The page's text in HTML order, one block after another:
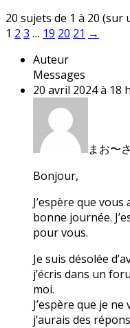
20 sujets de 1 à 20 (sur
1 2 3 … 19 20 21 →
Auteur
Messages
20 avril 2024 à 18
まお〜
Bonjour,
J’espère que
bonne journée.
pour vous.
Je suis désolée
j’écris dans un
moi.
J’espère que je
j’aurais des